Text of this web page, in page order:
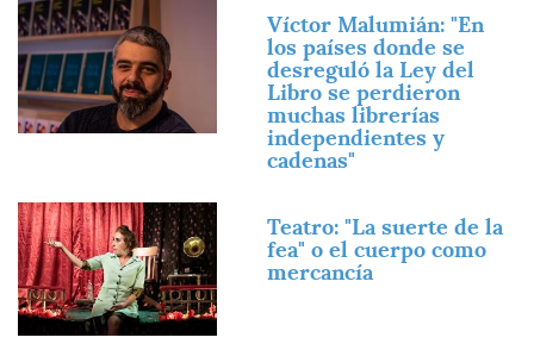
Imagen
Víctor Malumián: "En
los países donde se
desreguló la Ley del
Libro se perdieron
muchas librerías
independientes y
cadenas"
Imagen
Teatro: "La suerte de la
fea" o el cuerpo como
mercancía